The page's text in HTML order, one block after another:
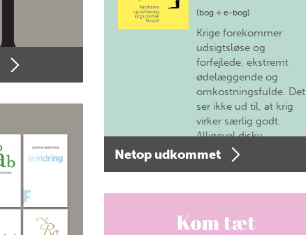
(bog + e-bog)
Krige forekommer
udsigtsløse og
forfejlede, ekstremt
ødelæggende og
omkostningsfulde. Det
ser ikke ud til, at krig
virker særlig godt.
Alligevel diskv…
Netop udkommet